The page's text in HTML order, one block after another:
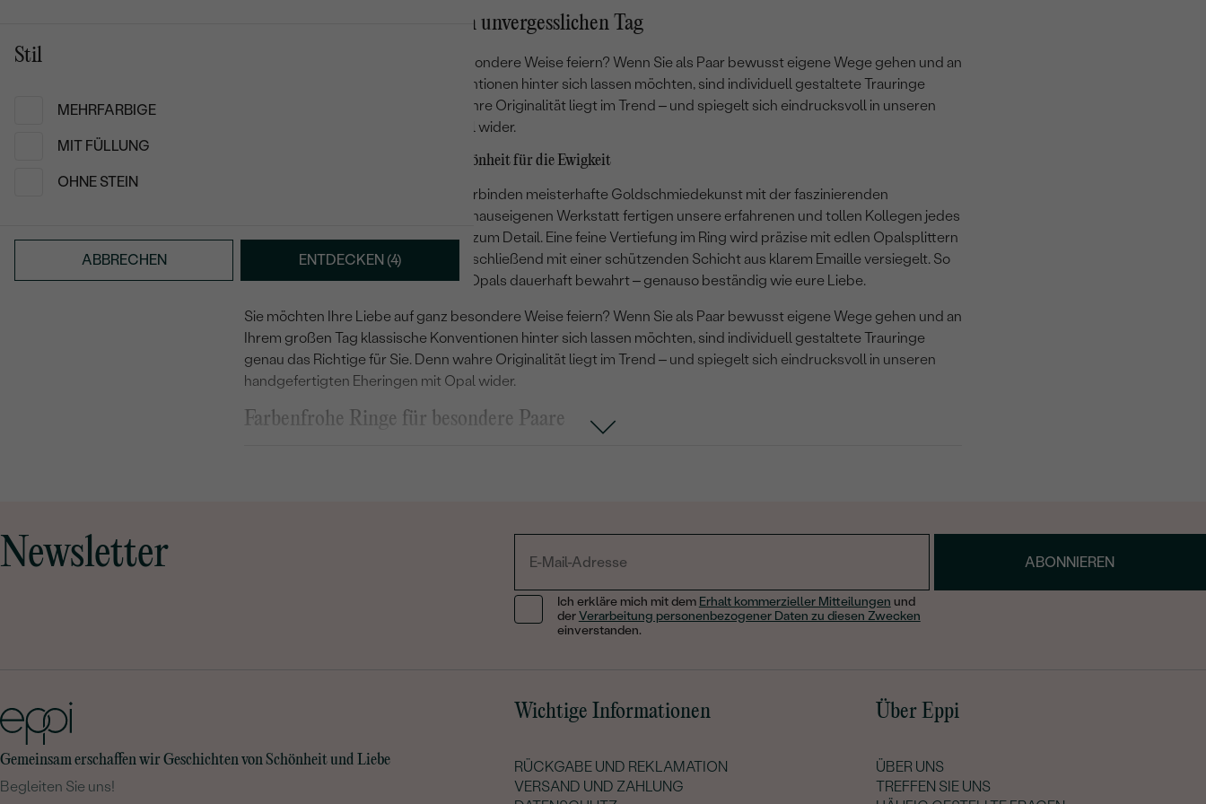
Stil
MEHRFARBIGE
MIT FÜLLUNG
OHNE STEIN
ABBRECHEN ENTDECKEN (4)
Einzigartige Ringe für einen unvergesslichen Tag
Sie möchten Ihre Liebe auf ganz besondere Weise feiern? Wenn Sie als Paar bewusst eigene Wege gehen und an
Ihrem großen Tag klassische Konventionen hinter sich lassen möchten, sind individuell gestaltete Trauringe
genau das Richtige für Sie. Denn wahre Originalität liegt im Trend – und spiegelt sich eindrucksvoll in unseren
handgefertigten Eheringen mit Opal wider.
Trauringe mit Opal-Inlay – Naturschönheit für die Ewigkeit
Unsere coolen Eheringe mit Opal verbinden meisterhafte Goldschmiedekunst mit der faszinierenden
Farbenvielfalt des Opals. In unserer hauseigenen Werkstatt fertigen unsere erfahrenen und tollen Kollegen jedes
Paar mit größter Sorgfalt und Liebe zum Detail. Eine feine Vertiefung im Ring wird präzise mit edlen Opalsplittern
in eurer Wunschfarbe gefüllt und anschließend mit einer schützenden Schicht aus klarem Emaille versiegelt. So
bleibt das lebendige Farbspiel des Opals dauerhaft bewahrt – genauso beständig wie eure Liebe.
Sie möchten Ihre Liebe auf ganz besondere Weise feiern? Wenn Sie als Paar bewusst eigene Wege gehen und an
Ihrem großen Tag klassische Konventionen hinter sich lassen möchten, sind individuell gestaltete Trauringe
genau das Richtige für Sie. Denn wahre Originalität liegt im Trend – und spiegelt sich eindrucksvoll in unseren
handgefertigten Eheringen mit Opal wider.
Farbenfrohe Ringe für besondere Paare
Newsletter ABONNIEREN
Ich erkläre mich mit dem Erhalt kommerzieller Mitteilungen und
derVerarbeitung personenbezogener Daten zu diesen Zwecken
einverstanden.
Wichtige Informationen
RÜCKGABE UND REKLAMATION
VERSAND UND ZAHLUNG
Über Eppi
ÜBER UNS
TREFFEN SIE UNS
Gemeinsam erschaffen wir Geschichten von Schönheit und Liebe
Begleiten Sie uns!